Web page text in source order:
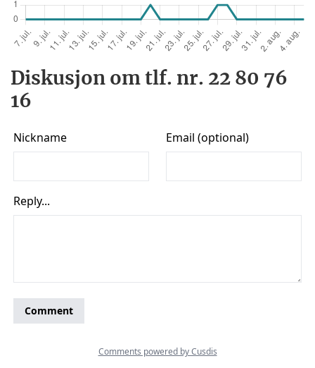
Diskusjon om tlf. nr. 22 80 76
16